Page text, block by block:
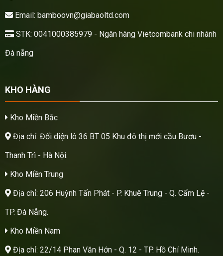
Email: bamboovn@giabaoltd.com
STK: 0041000385979 - Ngân hàng Vietcombank chi nhánh
Đà nẵng
KHO HÀNG
Kho Miền Bắc
Địa chỉ: Đối diện lô 36 BT 05 Khu đô thị mới cầu Bươu -
Thanh Trì - Hà Nội.
Kho Miền Trung
Địa chỉ: 206 Huỳnh Tấn Phát - P. Khuê Trung - Q. Cẩm Lệ -
TP. Đà Nẵng.
Kho Miền Nam
Địa chỉ: 22/14 Phan Văn Hớn - Q. 12 - TP. Hồ Chí Minh.